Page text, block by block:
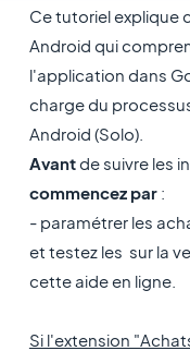
Ce tutoriel explique
Android qui
l'application dans
charge du
Android (Solo).
Avantde suivre les
commencez par:
- paramétrer les
et testez les sur la
cette aide en ligne.
Si l'extension